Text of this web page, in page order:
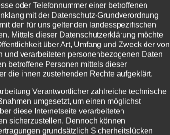
oder Telefonnummer einer betroffenen
mit der Datenschutz-Grundverordnung
den für uns geltenden landesspezifischen
Mittels dieser Datenschutzerklärung möchte
über Art, Umfang und Zweck der von
und verarbeiteten personenbezogenen Daten
betroffene Personen mittels dieser
die ihnen zustehenden Rechte aufgeklärt.
Verantwortlicher zahlreiche technische
umgesetzt, um einen möglichst
diese Internetseite verarbeiteten
sicherzustellen. Dennoch können
grundsätzlich Sicherheitslücken